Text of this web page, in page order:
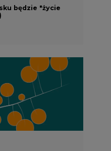
będzie "życie